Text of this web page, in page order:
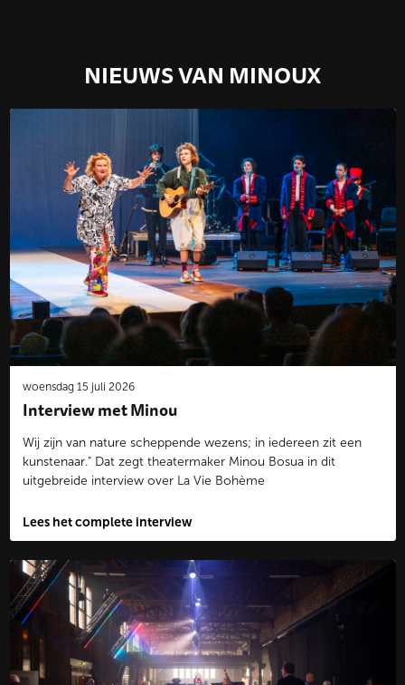
NIEUWS VAN MINOUX
woensdag 15 juli 2026
Interview met Minou
Wij zijn van nature scheppende wezens; in iedereen zit een
kunstenaar." Dat zegt theatermaker Minou Bosua in dit
uitgebreide interview over La Vie Bohème
Lees het complete interview